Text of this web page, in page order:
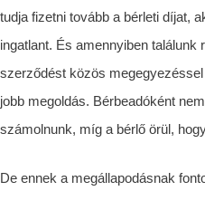
tudja fizetni tovább a bérleti díjat,
ingatlant. És amennyiben találunk
szerződést közös
jobb megoldás. Bérbeadóként
számolnunk, míg a bérlő örül,
De ennek a megállapodásnak